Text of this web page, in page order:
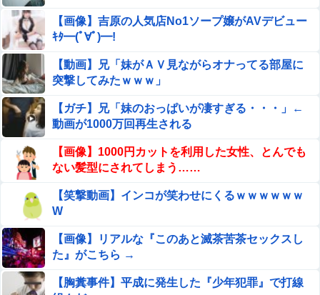
【画像】吉原の人気店No1ソープ嬢がAVデビュー
ｷﾀ━(ﾟ∀ﾟ)━!
【動画】兄「妹がＡＶ見ながらオナってる部屋に
突撃してみたｗｗｗ」
【ガチ】兄「妹のおっぱいが凄すぎる・・・」←
動画が1000万回再生される
【画像】1000円カットを利用した女性、とんでも
ない髪型にされてしまう……
【笑撃動画】インコが笑わせにくるｗｗｗｗｗｗ
W
【画像】リアルな『このあと滅茶苦茶セックスし
た』がこちら →
【胸糞事件】平成に発生した『少年犯罪』で打線